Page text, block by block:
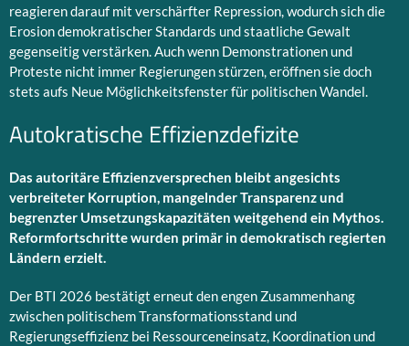
reagieren darauf mit verschärfter Repression, wodurch sich die
Erosion demokratischer Standards und staatliche Gewalt
gegenseitig verstärken. Auch wenn Demonstrationen und
Proteste nicht immer Regierungen stürzen, eröffnen sie doch
stets aufs Neue Möglichkeitsfenster für politischen Wandel.
Autokratische Effizienzdefizite
Das autoritäre Effizienzversprechen bleibt angesichts
verbreiteter Korruption, mangelnder Transparenz und
begrenzter Umsetzungskapazitäten weitgehend ein Mythos.
Reformfortschritte wurden primär in demokratisch regierten
Ländern erzielt.
Der BTI 2026 bestätigt erneut den engen Zusammenhang
zwischen politischem Transformationsstand und
Regierungseffizienz bei Ressourceneinsatz, Koordination und